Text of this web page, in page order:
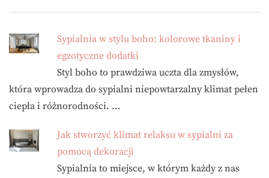
Sypialnia w stylu boho: kolorowe tkaniny i
egzotyczne dodatki
Styl boho to prawdziwa uczta dla zmysłów,
która wprowadza do sypialni niepowtarzalny klimat pełen
ciepła i różnorodności. …
Jak stworzyć klimat relaksu w sypialni za
pomocą dekoracji
Sypialnia to miejsce, w którym każdy z nas